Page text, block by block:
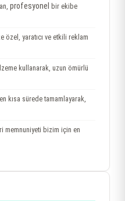
profesyonel
bir ekibe
özel, yaratıcı ve etkili reklam
kullanarak, uzun ömürlü
kısa sürede tamamlayarak,
memnuniyeti bizim için en